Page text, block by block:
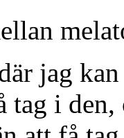
jag
i den,